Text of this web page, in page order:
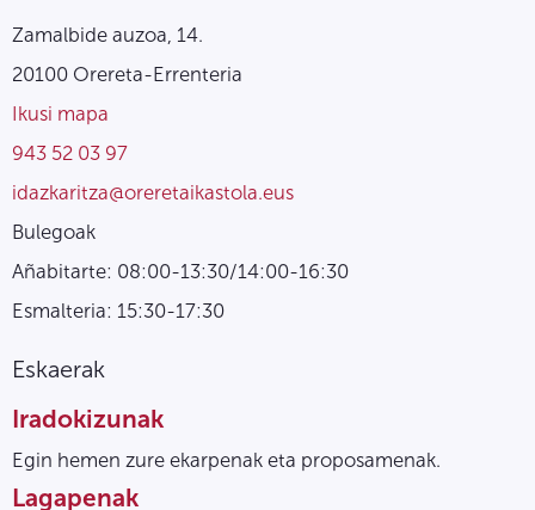
Zamalbide auzoa, 14.
20100 Orereta-Errenteria
Ikusi mapa
943 52 03 97
idazkaritza@oreretaikastola.eus
Bulegoak
Añabitarte: 08:00-13:30/14:00-16:30
Esmalteria: 15:30-17:30
Eskaerak
Iradokizunak
Egin hemen zure ekarpenak eta proposamenak.
Lagapenak